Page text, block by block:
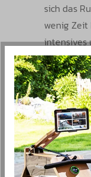
sich das
wenig
intensives
wünschen.
Die
Rudern
und
Zudem
die das